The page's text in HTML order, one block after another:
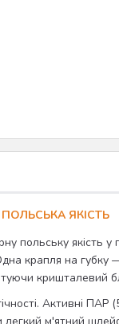
ЯКІСТЬ
польську якість у
крапля на губку
кришталевий
Активні ПАР